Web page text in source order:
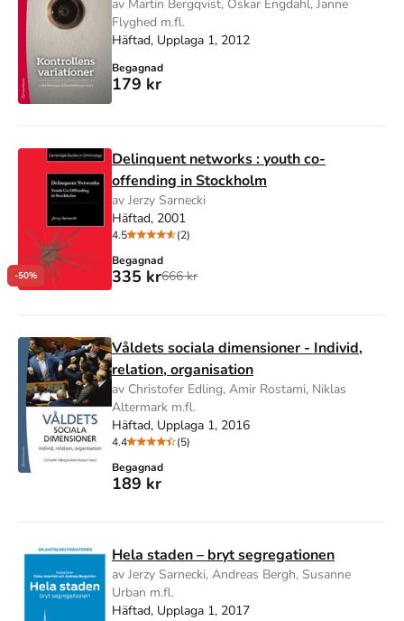
av Martin Bergqvist, Oskar Engdahl, Janne
Flyghed m.fl.
Häftad, Upplaga 1, 2012
Begagnad
179 kr
-50%
Delinquent networks : youth co-
offending in Stockholm
av Jerzy Sarnecki
Häftad, 2001
4.5
(2)
Begagnad
335 kr666 kr
Våldets sociala dimensioner - Individ,
relation, organisation
av Christofer Edling, Amir Rostami, Niklas
Altermark m.fl.
Häftad, Upplaga 1, 2016
4.4
(5)
Begagnad
189 kr
Hela staden – bryt segregationen
av Jerzy Sarnecki, Andreas Bergh, Susanne
Urban m.fl.
Häftad, Upplaga 1, 2017